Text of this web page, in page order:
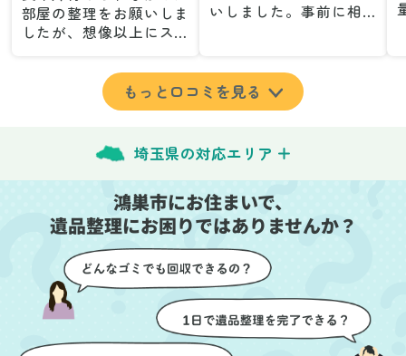
部屋の整理をお願いしま
したが、想像以上にスム
が集めた物や古い家具が
多く、自分たちだけでは
どうにもならない状態で
んが手際よく片付けてく
れたので、部屋が驚くほ
どスッキリしました。自
分では手が回らなかった
場所も含め、プロの力を
実感しました。
特に、物が散乱していた
部屋の整理や、細かなア
イテムの仕分けを迅速か
つ丁寧に対応していただ
けたのがありがたかった
いしました。事前に相談
とができました。特に、
古い家具や壊れた家電な
ど、処分が難しいものが
よく対応していただき驚
きました。
当日は2名のスタッフが来
てくださり、作業の流れ
や注意点をしっかり説明
していただけたので、こ
ちらも安心感を持って作
業を見守ることができま
した。運び出しの際も、
壁や床を傷つけないよう
に細心の注意を払ってい
もっと口コミを見る
埼玉県の対応エリア
鴻巣市にお住まいで、
遺品整理にお困りではありませんか？